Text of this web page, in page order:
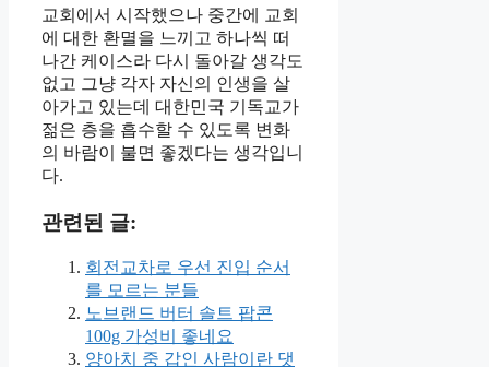
교회에서 시작했으나 중간에 교회
에 대한 환멸을 느끼고 하나씩 떠
나간 케이스라 다시 돌아갈 생각도
없고 그냥 각자 자신의 인생을 살
아가고 있는데 대한민국 기독교가
젊은 층을 흡수할 수 있도록 변화
의 바람이 불면 좋겠다는 생각입니
다.
관련된 글:
회전교차로 우선 진입 순서
를 모르는 분들
노브랜드 버터 솔트 팝콘
100g 가성비 좋네요
양아치 중 갑인 사람이란 댓